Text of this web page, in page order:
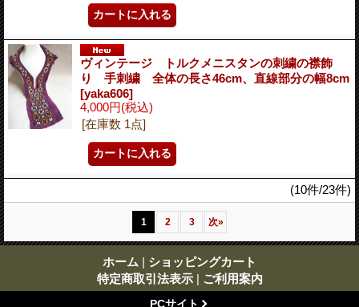
ヴィンテージ トルクメニスタンの刺繍の襟飾
り 手刺繍 全体の長さ46cm、直線部分の幅8cm
[yaka606]
4,000円(税込)
[在庫数 1点]
(10件/23件)
1 2 3 次»
ホーム | ショッピングカート
特定商取引法表示 | ご利用案内
PCサイト